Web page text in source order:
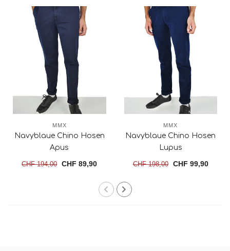
MMX
Navyblaue Chino Hosen
Apus
CHF 194,00 CHF 89,90
MMX
Navyblaue Chino Hosen
Lupus
CHF 198,00 CHF 99,90